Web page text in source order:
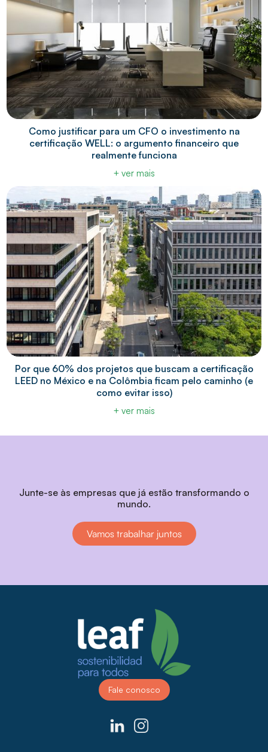
Como justificar para um CFO o investimento na
certificação WELL: o argumento financeiro que
realmente funciona
+ ver mais
Por que 60% dos projetos que buscam a certificação
LEED no México e na Colômbia ficam pelo caminho (e
como evitar isso)
+ ver mais
Junte-se às empresas que já estão transformando o
mundo.
Vamos trabalhar juntos
Fale conosco